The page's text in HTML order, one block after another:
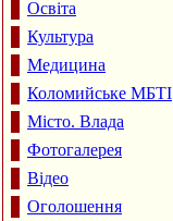
Освіта
Культура
Медицина
Коломийське МБТІ
Місто. Влада
Фотогалерея
Відео
Оголошення